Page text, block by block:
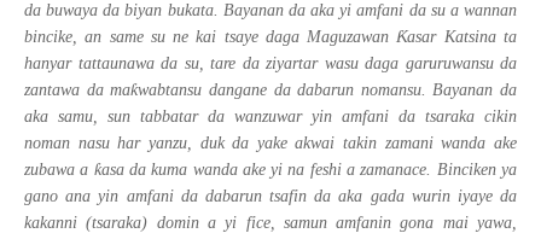
da buwaya da biyan bukata. Bayanan da aka yi amfani da su a wannan
bincike, an same su ne kai tsaye daga MaguzawanƘasar Katsina ta
hanyar tattaunawa da su, tare da ziyartar wasu daga garuruwansu da
zantawa da maƙwabtansu dangane da dabarun nomansu. Bayanan da
aka samu, sun tabbatar da wanzuwar yin amfani da tsaraka cikin
noman nasu har yanzu, duk da yake akwai takin zamani wanda ake
zubawa a ƙasa da kuma wanda ake yi na feshi a zamanace. Binciken ya
gano ana yin amfanida dabarun tsafin da aka gada wurin iyaye da
kakanni (tsaraka) domin a yi fice, samun amfanin gona mai yawa,